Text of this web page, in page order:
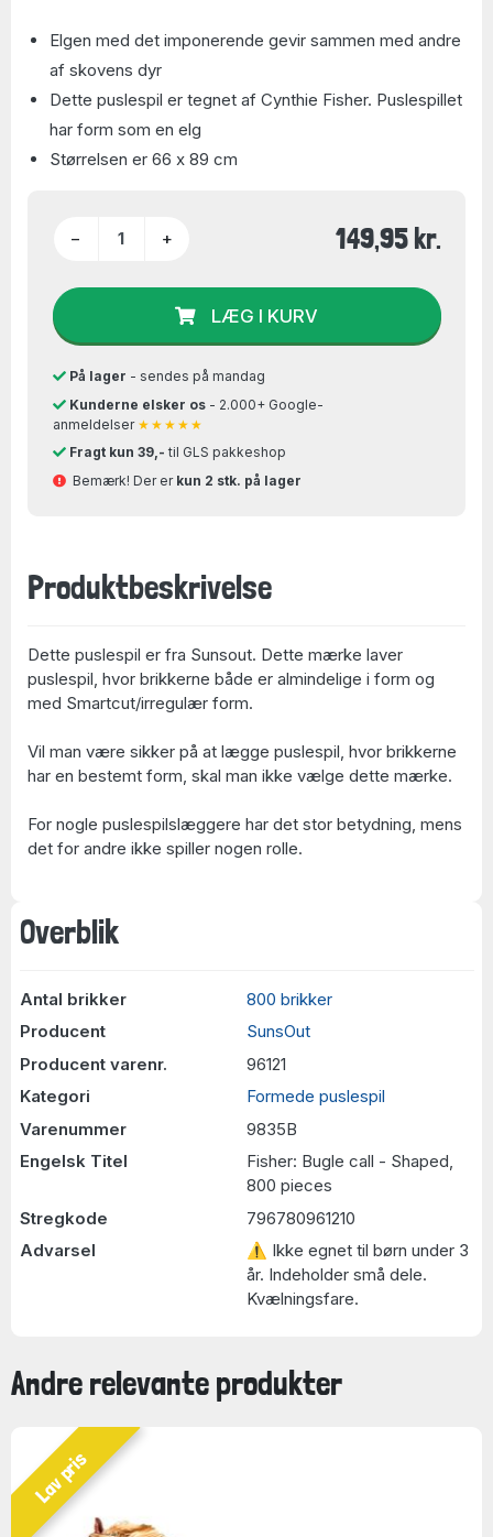
Overblik
Antal brikker
800 brikker
Producent
SunsOut
Producent varenr.
96121
Kategori
Formede puslespil
Varenummer
9835B
Engelsk Titel
Fisher: Bugle call - Shaped,
800 pieces
Stregkode
796780961210
Advarsel
⚠ Ikke egnet til børn under 3
år. Indeholder små dele.
Kvælningsfare.
Elgen med det imponerende gevir sammen med andre
af skovens dyr
Dette puslespil er tegnet af Cynthie Fisher. Puslespillet
har form som en elg
Størrelsen er 66 x 89 cm
− + 149,95 kr.
LÆG I KURV
På lager - sendes på mandag
Kunderne elsker os- 2.000+ Google-
anmeldelser ★★★★★
Fragt kun 39,- til GLS pakkeshop
Bemærk! Der er kun 2 stk. på lager
Produktbeskrivelse
Dette puslespil er fra Sunsout. Dette mærke laver
puslespil, hvor brikkerne både er almindelige i form og
med Smartcut/irregulær form.
Vil man være sikker på at lægge puslespil, hvor brikkerne
har en bestemt form, skal man ikke vælge dette mærke.
For nogle puslespilslæggere har det stor betydning, mens
det for andre ikke spiller nogen rolle.
Andre relevante produkter
Lav pris